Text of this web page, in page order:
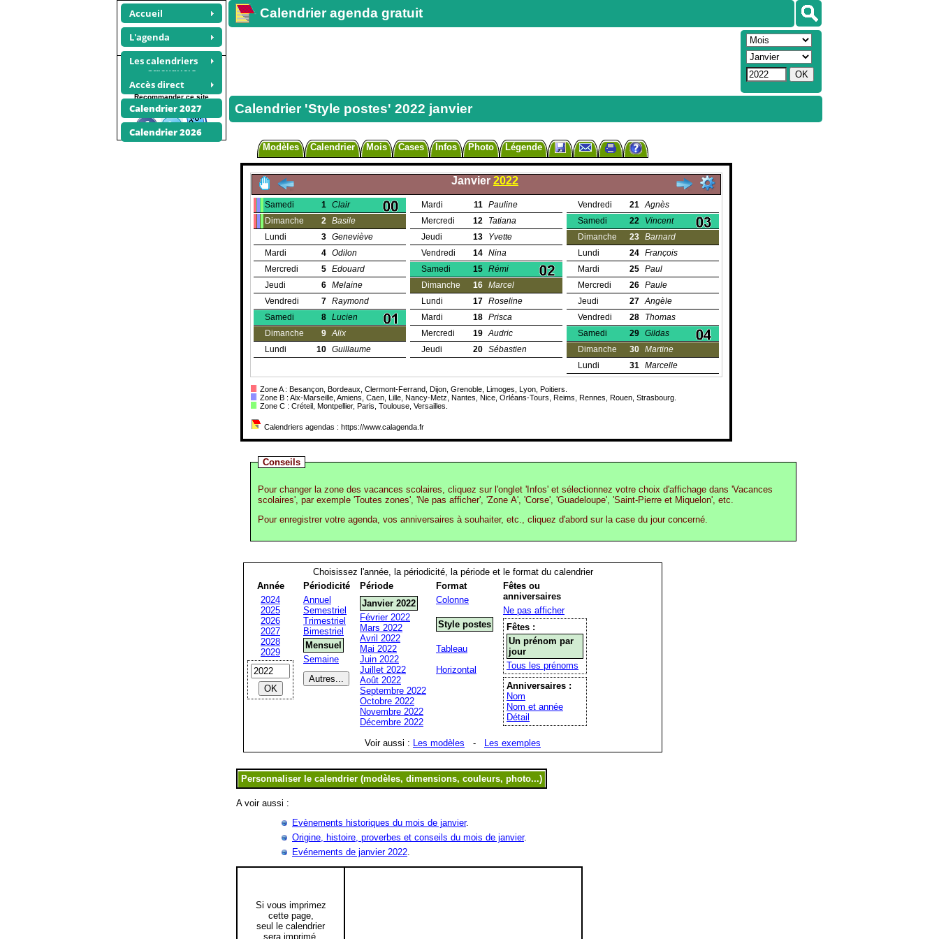
Accueil
L'agenda
Les calendriers
Accès direct
Calendrier 2027
Calendrier 2026
Calendrier agenda gratuit
Calendrier 'Style postes' 2022 janvier
Modèles Calendrier Mois Cases Infos Photo Légende
Janvier 2022
Samedi 1 Clair
Dimanche
2 Basile
Lundi
3 Geneviève
Mardi
4 Odilon
Mercredi
5 Edouard
Jeudi
6 Melaine
Vendredi
7 Raymond
Samedi
8 Lucien
Dimanche
9 Alix
Lundi
10 Guillaume
Mardi 11 Pauline
Mercredi
12
Tatiana
Jeudi
13
Yvette
Vendredi
14 Nina
Samedi
15 Rémi
Dimanche
16 Marcel
Lundi
17 Roseline
Mardi
18 Prisca
Mercredi
19 Audric
Jeudi
20 Sébastien
Vendredi 21 Agnès
Samedi
22
Vincent
Dimanche
23 Barnard
Lundi
24 François
Mardi
25 Paul
Mercredi
26 Paule
Jeudi
27 Angèle
Vendredi
28
Thomas
Samedi
29 Gildas
Dimanche
30 Martine
Lundi
31 Marcelle
Zone A : Besançon, Bordeaux, Clermont-Ferrand, Dijon, Grenoble, Limoges, Lyon, Poitiers.
Zone B : Aix-Marseille, Amiens, Caen, Lille, Nancy-Metz, Nantes, Nice, Orléans-Tours, Reims, Rennes, Rouen, Strasbourg.
Zone C : Créteil, Montpellier, Paris, Toulouse, Versailles.
Calendriers agendas : https://www.calagenda.fr
Conseils
Pour changer la zone des vacances scolaires, cliquez sur l'onglet 'Infos' et sélectionnez votre choix d'affichage dans 'Vacances
scolaires', par exemple 'Toutes zones', 'Ne pas afficher', 'Zone A', 'Corse', 'Guadeloupe', 'Saint-Pierre et Miquelon', etc.
Pour enregistrer votre agenda, vos anniversaires à souhaiter, etc., cliquez d'abord sur la case du jour concerné.
Choisissez l'année, la périodicité, la période et le format du calendrier
Année
2024
2025
2026
2027
2028
2029
Périodicité
Annuel
Semestriel
Trimestriel
Bimestriel
Mensuel
Semaine
Période
Janvier 2022
Février 2022
Mars 2022
Avril 2022
Mai 2022
Juin 2022
Juillet 2022
Août 2022
Septembre 2022
Octobre 2022
Novembre 2022
Décembre 2022
Format
Colonne
Style postes
Tableau
Horizontal
Fêtes ou
anniversaires
Ne pas afficher
Fêtes :
Un prénom par
jour
Tous les prénoms
Anniversaires :
Nom
Nom et année
Détail
Voir aussi : Les modèles - Les exemples
A voir aussi :
Evènements historiques du mois de janvier.
Origine, histoire, proverbes et conseils du mois de janvier.
Evénements de janvier 2022.
Si vous imprimez
cette page,
seul le calendrier
sera imprimé.
Calendriers
janvier 2022
Recommander ce site